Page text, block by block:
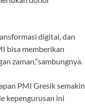
digital, dan
bisa memberikan
zaman,”sambungnya.
PMI Gresik semakin
kepengurusan ini